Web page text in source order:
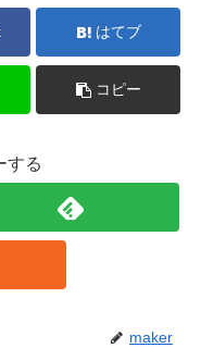
はてブ
コピー
する
maker